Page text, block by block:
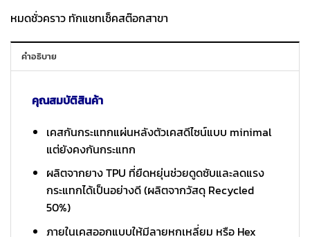
หมดชั่วคราว ทักแชทเช็คสต๊อกสาขา
คำอธิบาย
คุณสมบัติสินค้า
เคสกันกระแทกแผ่นหลังตัวเคสดีไซน์แบบ minimal
แต่ยังคงกันกระแทก
ผลิตจากยาง TPU ที่ยืดหยุ่นช่วยดูดซับและลดแรง
กระแทกได้เป็นอย่างดี (ผลิตจากวัสดุ Recycled
50%)
ภายในเคสออกแบบให้มีลายหกเหลี่ยม หรือ Hex